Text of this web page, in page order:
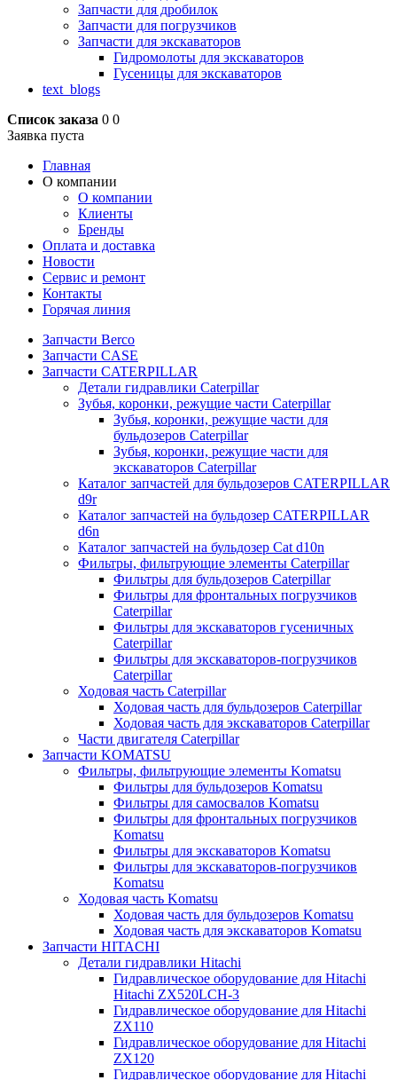
Запчасти для дробилок
Запчасти для погрузчиков
Запчасти для экскаваторов
Гидромолоты для экскаваторов
Гусеницы для экскаваторов
text_blogs
Список заказа 0 0
Заявка пуста
Главная
О компании
О компании
Клиенты
Бренды
Оплата и доставка
Новости
Сервис и ремонт
Контакты
Горячая линия
Запчасти Berco
Запчасти CASE
Запчасти CATERPILLAR
Детали гидравлики Caterpillar
Зубья, коронки, режущие части Caterpillar
Зубья, коронки, режущие части для
бульдозеров Caterpillar
Зубья, коронки, режущие части для
экскаваторов Caterpillar
Каталог запчастей для бульдозеров CATERPILLAR
d9r
Каталог запчастей на бульдозер CATERPILLAR
d6n
Каталог запчастей на бульдозер Сat d10n
Фильтры, фильтрующие элементы Caterpillar
Фильтры для бульдозеров Caterpillar
Фильтры для фронтальных погрузчиков
Caterpillar
Фильтры для экскаваторов гусеничных
Caterpillar
Фильтры для экскаваторов-погрузчиков
Caterpillar
Ходовая часть Caterpillar
Ходовая часть для бульдозеров Caterpillar
Ходовая часть для экскаваторов Caterpillar
Части двигателя Caterpillar
Запчасти KOMATSU
Фильтры, фильтрующие элементы Komatsu
Фильтры для бульдозеров Komatsu
Фильтры для самосвалов Komatsu
Фильтры для фронтальных погрузчиков
Komatsu
Фильтры для экскаваторов Komatsu
Фильтры для экскаваторов-погрузчиков
Komatsu
Ходовая часть Komatsu
Ходовая часть для бульдозеров Komatsu
Ходовая часть для экскаваторов Komatsu
Запчасти HITACHI
Детали гидравлики Hitachi
Гидравлическое оборудование для Hitachi
Hitachi ZX520LCH-3
Гидравлическое оборудование для Hitachi
ZX110
Гидравлическое оборудование для Hitachi
ZX120
Гидравлическое оборудование для Hitachi